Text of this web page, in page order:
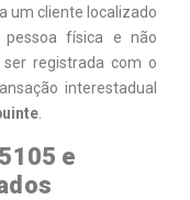
um cliente localizado
física e não
registrada com o
interestadual
e